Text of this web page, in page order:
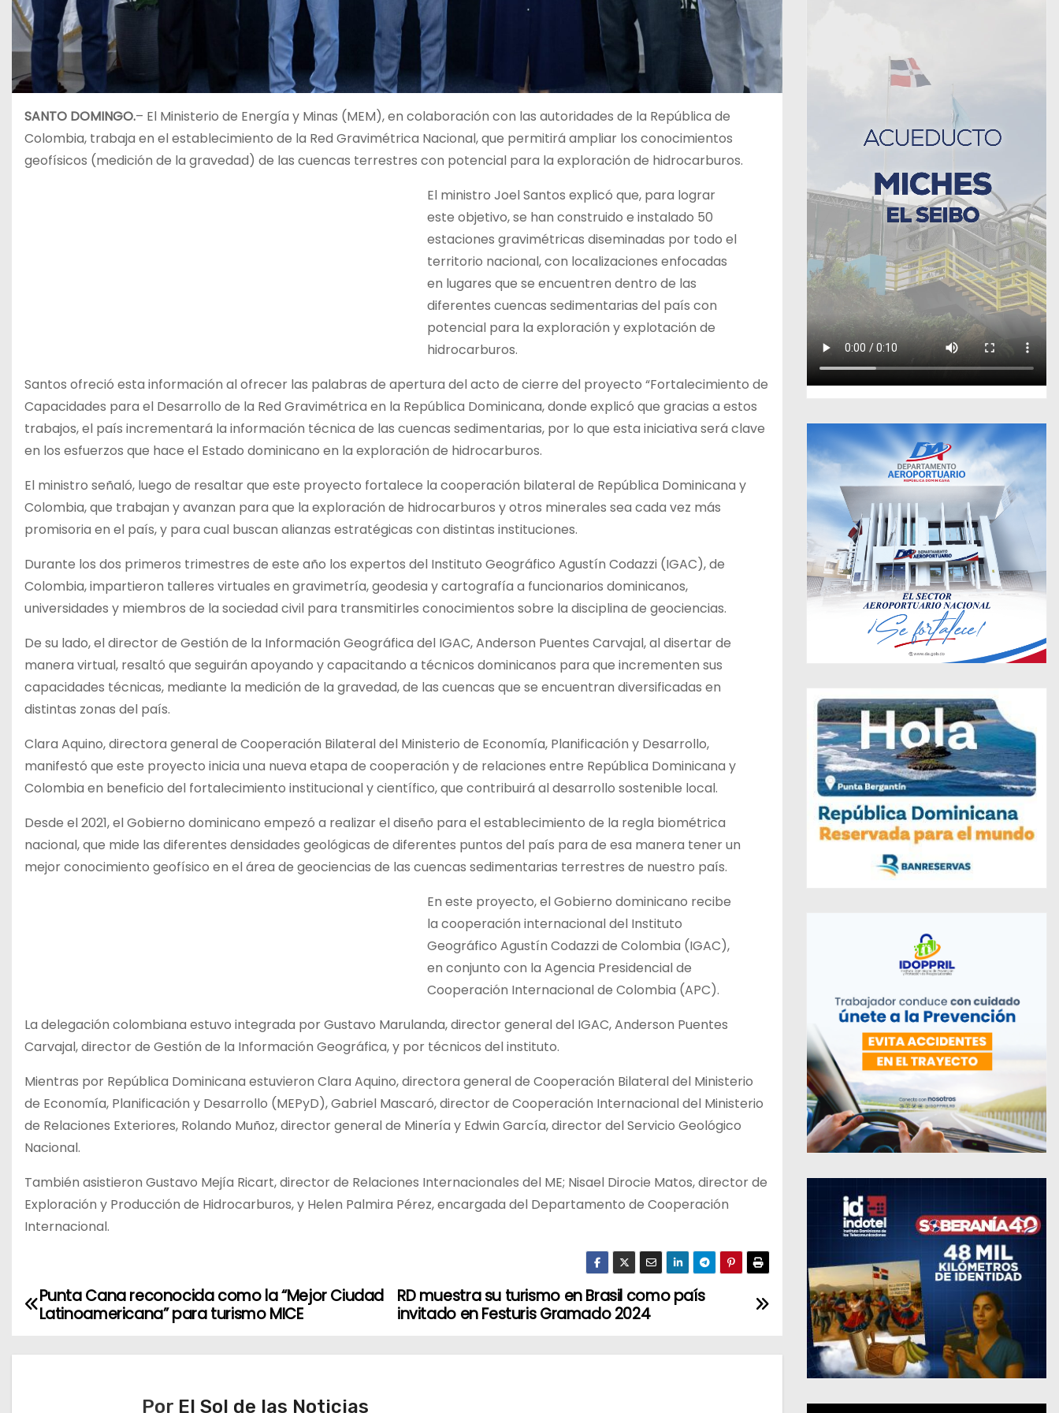
SANTO DOMINGO.– El Ministerio de Energía y Minas (MEM), en colaboración con las autoridades de la República de
Colombia, trabaja en el establecimiento de la Red Gravimétrica Nacional, que permitirá ampliar los conocimientos
geofísicos (medición de la gravedad) de las cuencas terrestres con potencial para la exploración de hidrocarburos.
El ministro Joel Santos explicó que, para lograr
este objetivo, se han construido e instalado 50
estaciones gravimétricas diseminadas por todo el
territorio nacional, con localizaciones enfocadas
en lugares que se encuentren dentro de las
diferentes cuencas sedimentarias del país con
potencial para la exploración y explotación de
hidrocarburos.
Santos ofreció esta información al ofrecer las palabras de apertura del acto de cierre del proyecto “Fortalecimiento de
Capacidades para el Desarrollo de la Red Gravimétrica en la República Dominicana, donde explicó que gracias a estos
trabajos, el país incrementará la información técnica de las cuencas sedimentarias, por lo que esta iniciativa será clave
en los esfuerzos que hace el Estado dominicano en la exploración de hidrocarburos.
El ministro señaló, luego de resaltar que este proyecto fortalece la cooperación bilateral de República Dominicana y
Colombia, que trabajan y avanzan para que la exploración de hidrocarburos y otros minerales sea cada vez más
promisoria en el país, y para cual buscan alianzas estratégicas con distintas instituciones.
Durante los dos primeros trimestres de este año los expertos del Instituto Geográfico Agustín Codazzi (IGAC), de
Colombia, impartieron talleres virtuales en gravimetría, geodesia y cartografía a funcionarios dominicanos,
universidades y miembros de la sociedad civil para transmitirles conocimientos sobre la disciplina de geociencias.
De su lado, el director de Gestión de la Información Geográfica del IGAC, Anderson Puentes Carvajal, al disertar de
manera virtual, resaltó que seguirán apoyando y capacitando a técnicos dominicanos para que incrementen sus
capacidades técnicas, mediante la medición de la gravedad, de las cuencas que se encuentran diversificadas en
distintas zonas del país.
Clara Aquino, directora general de Cooperación Bilateral del Ministerio de Economía, Planificación y Desarrollo,
manifestó que este proyecto inicia una nueva etapa de cooperación y de relaciones entre República Dominicana y
Colombia en beneficio del fortalecimiento institucional y científico, que contribuirá al desarrollo sostenible local.
Desde el 2021, el Gobierno dominicano empezó a realizar el diseño para el establecimiento de la regla biométrica
nacional, que mide las diferentes densidades geológicas de diferentes puntos del país para de esa manera tener un
mejor conocimiento geofísico en el área de geociencias de las cuencas sedimentarias terrestres de nuestro país.
En este proyecto, el Gobierno dominicano recibe
la cooperación internacional del Instituto
Geográfico Agustín Codazzi de Colombia (IGAC),
en conjunto con la Agencia Presidencial de
Cooperación Internacional de Colombia (APC).
La delegación colombiana estuvo integrada por Gustavo Marulanda, director general del IGAC, Anderson Puentes
Carvajal, director de Gestión de la Información Geográfica, y por técnicos del instituto.
Mientras por República Dominicana estuvieron Clara Aquino, directora general de Cooperación Bilateral del Ministerio
de Economía, Planificación y Desarrollo (MEPyD), Gabriel Mascaró, director de Cooperación Internacional del Ministerio
de Relaciones Exteriores, Rolando Muñoz, director general de Minería y Edwin García, director del Servicio Geológico
Nacional.
También asistieron Gustavo Mejía Ricart, director de Relaciones Internacionales del ME; Nisael Dirocie Matos, director de
Exploración y Producción de Hidrocarburos, y Helen Palmira Pérez, encargada del Departamento de Cooperación
Internacional.
N
RD muestra su turismo en Brasil como país
invitado en Festuris Gramado 2024
Punta Cana reconocida como la “Mejor Ciudad
Latinoamericana” para turismo MICE
Por El Sol de las Noticias